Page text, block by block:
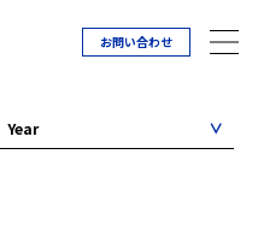
お問い合わせ
Year